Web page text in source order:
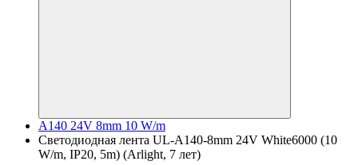
A140 24V 8mm 10 W/m
Светодиодная лента UL-A140-8mm 24V White6000 (10
W/m, IP20, 5m) (Arlight, 7 лет)